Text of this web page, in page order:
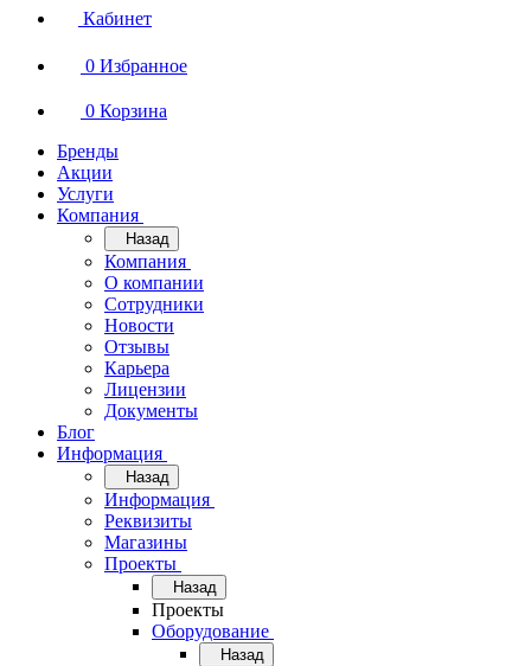
Кабинет
0 Избранное
0 Корзина
Бренды
Акции
Услуги
Компания
Назад
Компания
О компании
Сотрудники
Новости
Отзывы
Карьера
Лицензии
Документы
Блог
Информация
Назад
Информация
Реквизиты
Магазины
Проекты
Назад
Проекты
Оборудование
Назад